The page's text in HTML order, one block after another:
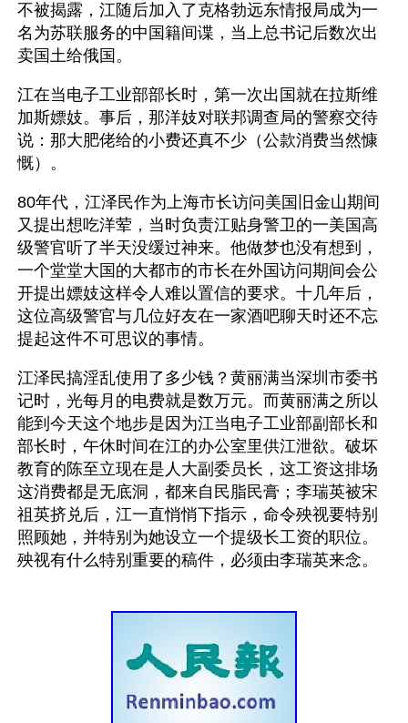
不被揭露，江随后加入了克格勃远东情报局成为一
名为苏联服务的中国籍间谍，当上总书记后数次出
卖国土给俄国。
江在当电子工业部部长时，第一次出国就在拉斯维
加斯嫖妓。事后，那洋妓对联邦调查局的警察交待
说：那大肥佬给的小费还真不少（公款消费当然慷
慨）。
80年代，江泽民作为上海市长访问美国旧金山期间
又提出想吃洋荤，当时负责江贴身警卫的一美国高
级警官听了半天没缓过神来。他做梦也没有想到，
一个堂堂大国的大都市的市长在外国访问期间会公
开提出嫖妓这样令人难以置信的要求。十几年后，
这位高级警官与几位好友在一家酒吧聊天时还不忘
提起这件不可思议的事情。
江泽民搞淫乱使用了多少钱？黄丽满当深圳市委书
记时，光每月的电费就是数万元。而黄丽满之所以
能到今天这个地步是因为江当电子工业部副部长和
部长时，午休时间在江的办公室里供江泄欲。破坏
教育的陈至立现在是人大副委员长，这工资这排场
这消费都是无底洞，都来自民脂民膏；李瑞英被宋
祖英挤兑后，江一直悄悄下指示，命令殃视要特别
照顾她，并特别为她设立一个提级长工资的职位。
殃视有什么特别重要的稿件，必须由李瑞英来念。